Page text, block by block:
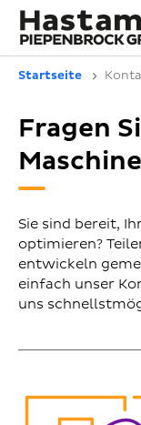
Startseite
Fragen
Sie sind bereit,
optimieren?
entwickeln
einfach unser
uns